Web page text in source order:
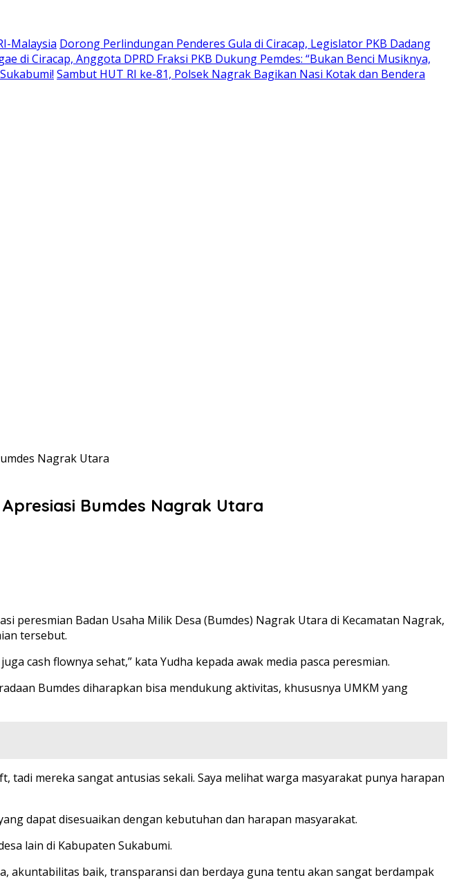
Malaysia Dorong Perlindungan Penderes Gula di Ciracap, Legislator PKB Dadang
di Ciracap, Anggota DPRD Fraksi PKB Dukung Pemdes: “Bukan Benci Musiknya,
Sambut HUT RI ke-81, Polsek Nagrak Bagikan Nasi Kotak dan Bendera
Nagrak Utara
Bumdes Nagrak Utara
peresmian Badan Usaha Milik Desa (Bumdes) Nagrak Utara di Kecamatan Nagrak,
tersebut.
cash flownya sehat,” kata Yudha kepada awak media pasca peresmian.
Bumdes diharapkan bisa mendukung aktivitas, khususnya UMKM yang
tadi mereka sangat antusias sekali. Saya melihat warga masyarakat punya harapan
dapat disesuaikan dengan kebutuhan dan harapan masyarakat.
lain di Kabupaten Sukabumi.
akuntabilitas baik, transparansi dan berdaya guna tentu akan sangat berdampak